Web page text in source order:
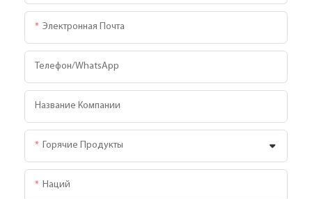
Электронная Почта
Телефон/WhatsApp
Название Компании
Горячие Продукты
Наций